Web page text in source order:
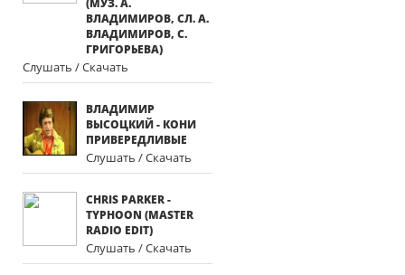
(МУЗ. А.
ВЛАДИМИРОВ, СЛ. А.
ВЛАДИМИРОВ, С.
ГРИГОРЬЕВА)
Слушать / Скачать
ВЛАДИМИР
ВЫСОЦКИЙ - КОНИ
ПРИВЕРЕДЛИВЫЕ
Слушать / Скачать
CHRIS PARKER -
TYPHOON (MASTER
RADIO EDIT)
Слушать / Скачать